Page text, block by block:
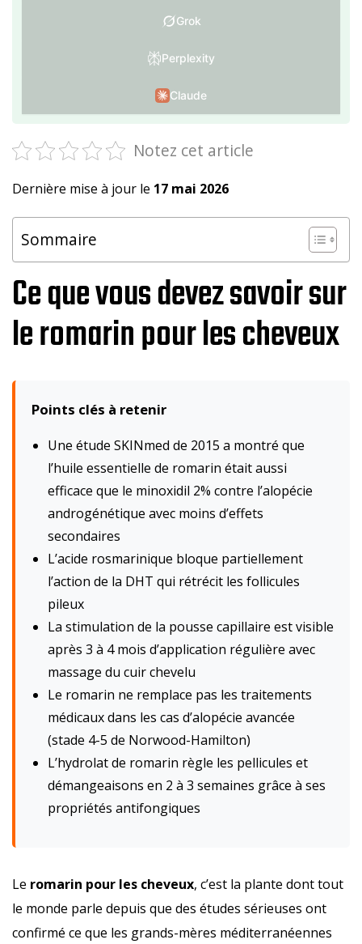
Grok
Perplexity
Claude
Notez cet article
Dernière mise à jour le 17 mai 2026
Sommaire
Ce que vous devez savoir sur
le romarin pour les cheveux
Points clés à retenir
Une étude SKINmed de 2015 a montré que
l’huile essentielle de romarin était aussi
efficace que le minoxidil 2% contre l’alopécie
androgénétique avec moins d’effets
secondaires
L’acide rosmarinique bloque partiellement
l’action de la DHT qui rétrécit les follicules
pileux
La stimulation de la pousse capillaire est visible
après 3 à 4 mois d’application régulière avec
massage du cuir chevelu
Le romarin ne remplace pas les traitements
médicaux dans les cas d’alopécie avancée
(stade 4-5 de Norwood-Hamilton)
L’hydrolat de romarin règle les pellicules et
démangeaisons en 2 à 3 semaines grâce à ses
propriétés antifongiques
Le romarin pour les cheveux, c’est la plante dont tout
le monde parle depuis que des études sérieuses ont
confirmé ce que les grands-mères méditerranéennes